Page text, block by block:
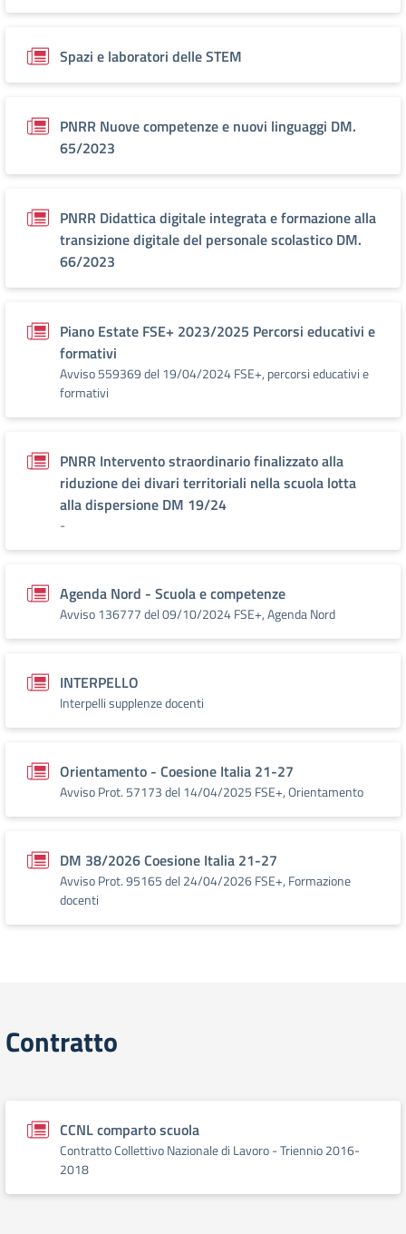
Spazi e laboratori delle STEM
PNRR Nuove competenze e nuovi linguaggi DM.
65/2023
PNRR Didattica digitale integrata e formazione alla
transizione digitale del personale scolastico DM.
66/2023
Piano Estate FSE+ 2023/2025 Percorsi educativi e
formativi
Avviso 559369 del 19/04/2024 FSE+, percorsi educativi e
formativi
PNRR Intervento straordinario finalizzato alla
riduzione dei divari territoriali nella scuola lotta
alla dispersione DM 19/24
-
Agenda Nord - Scuola e competenze
Avviso 136777 del 09/10/2024 FSE+, Agenda Nord
INTERPELLO
Interpelli supplenze docenti
Orientamento - Coesione Italia 21-27
Avviso Prot. 57173 del 14/04/2025 FSE+, Orientamento
DM 38/2026 Coesione Italia 21-27
Avviso Prot. 95165 del 24/04/2026 FSE+, Formazione
docenti
Contratto
CCNL comparto scuola
Contratto Collettivo Nazionale di Lavoro - Triennio 2016-
2018